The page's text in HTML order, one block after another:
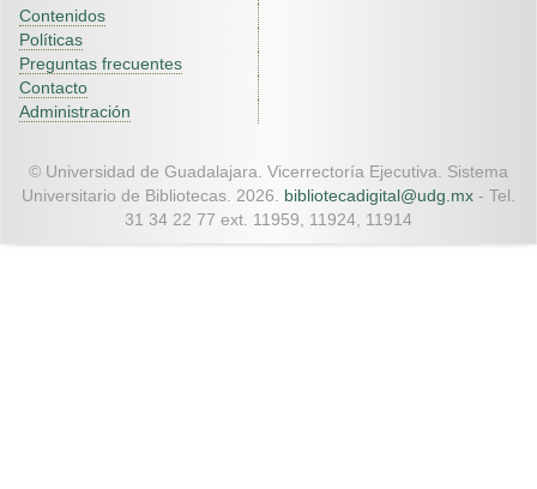
Contenidos
Políticas
Preguntas frecuentes
Contacto
Administración
© Universidad de Guadalajara. Vicerrectoría Ejecutiva. Sistema
Universitario de Bibliotecas. 2026. bibliotecadigital@udg.mx - Tel.
31 34 22 77 ext. 11959, 11924, 11914